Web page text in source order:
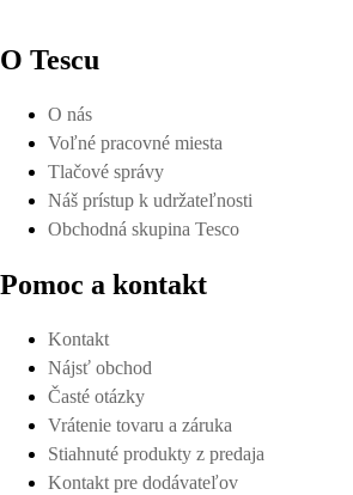
O Tescu
O nás
Voľné pracovné miesta
Tlačové správy
Náš prístup k udržateľnosti
Obchodná skupina Tesco
Pomoc a kontakt
Kontakt
Nájsť obchod
Časté otázky
Vrátenie tovaru a záruka
Stiahnuté produkty z predaja
Kontakt pre dodávateľov